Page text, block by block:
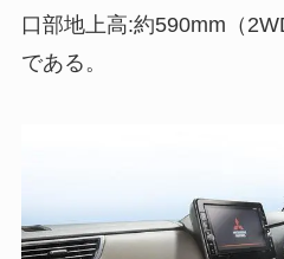
口部地上高:約590mm（
である。